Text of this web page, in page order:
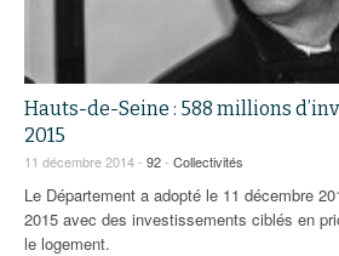
Hauts-de-Seine : 588 millions
2015
11 décembre 2014 - 92- Collectivités
Le Département a adopté le 11 décembre
2015 avec des investissements ciblés en
le logement.